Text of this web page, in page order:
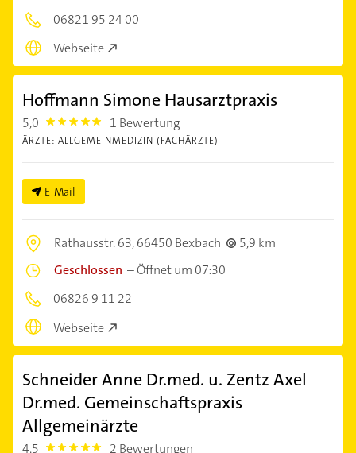
06821 95 24 00
Webseite
Hoffmann Simone Hausarztpraxis
5,0 5.0 1 Bewertung
ÄRZTE: ALLGEMEINMEDIZIN (FACHÄRZTE)
E-Mail
Rathausstr. 63,66450 Bexbach
5,9 km
Geschlossen –Öffnet um 07:30
06826 9 11 22
Webseite
Schneider Anne Dr.med. u. Zentz Axel
Dr.med. Gemeinschaftspraxis
Allgemeinärzte
4,5 4.5 2 Bewertungen